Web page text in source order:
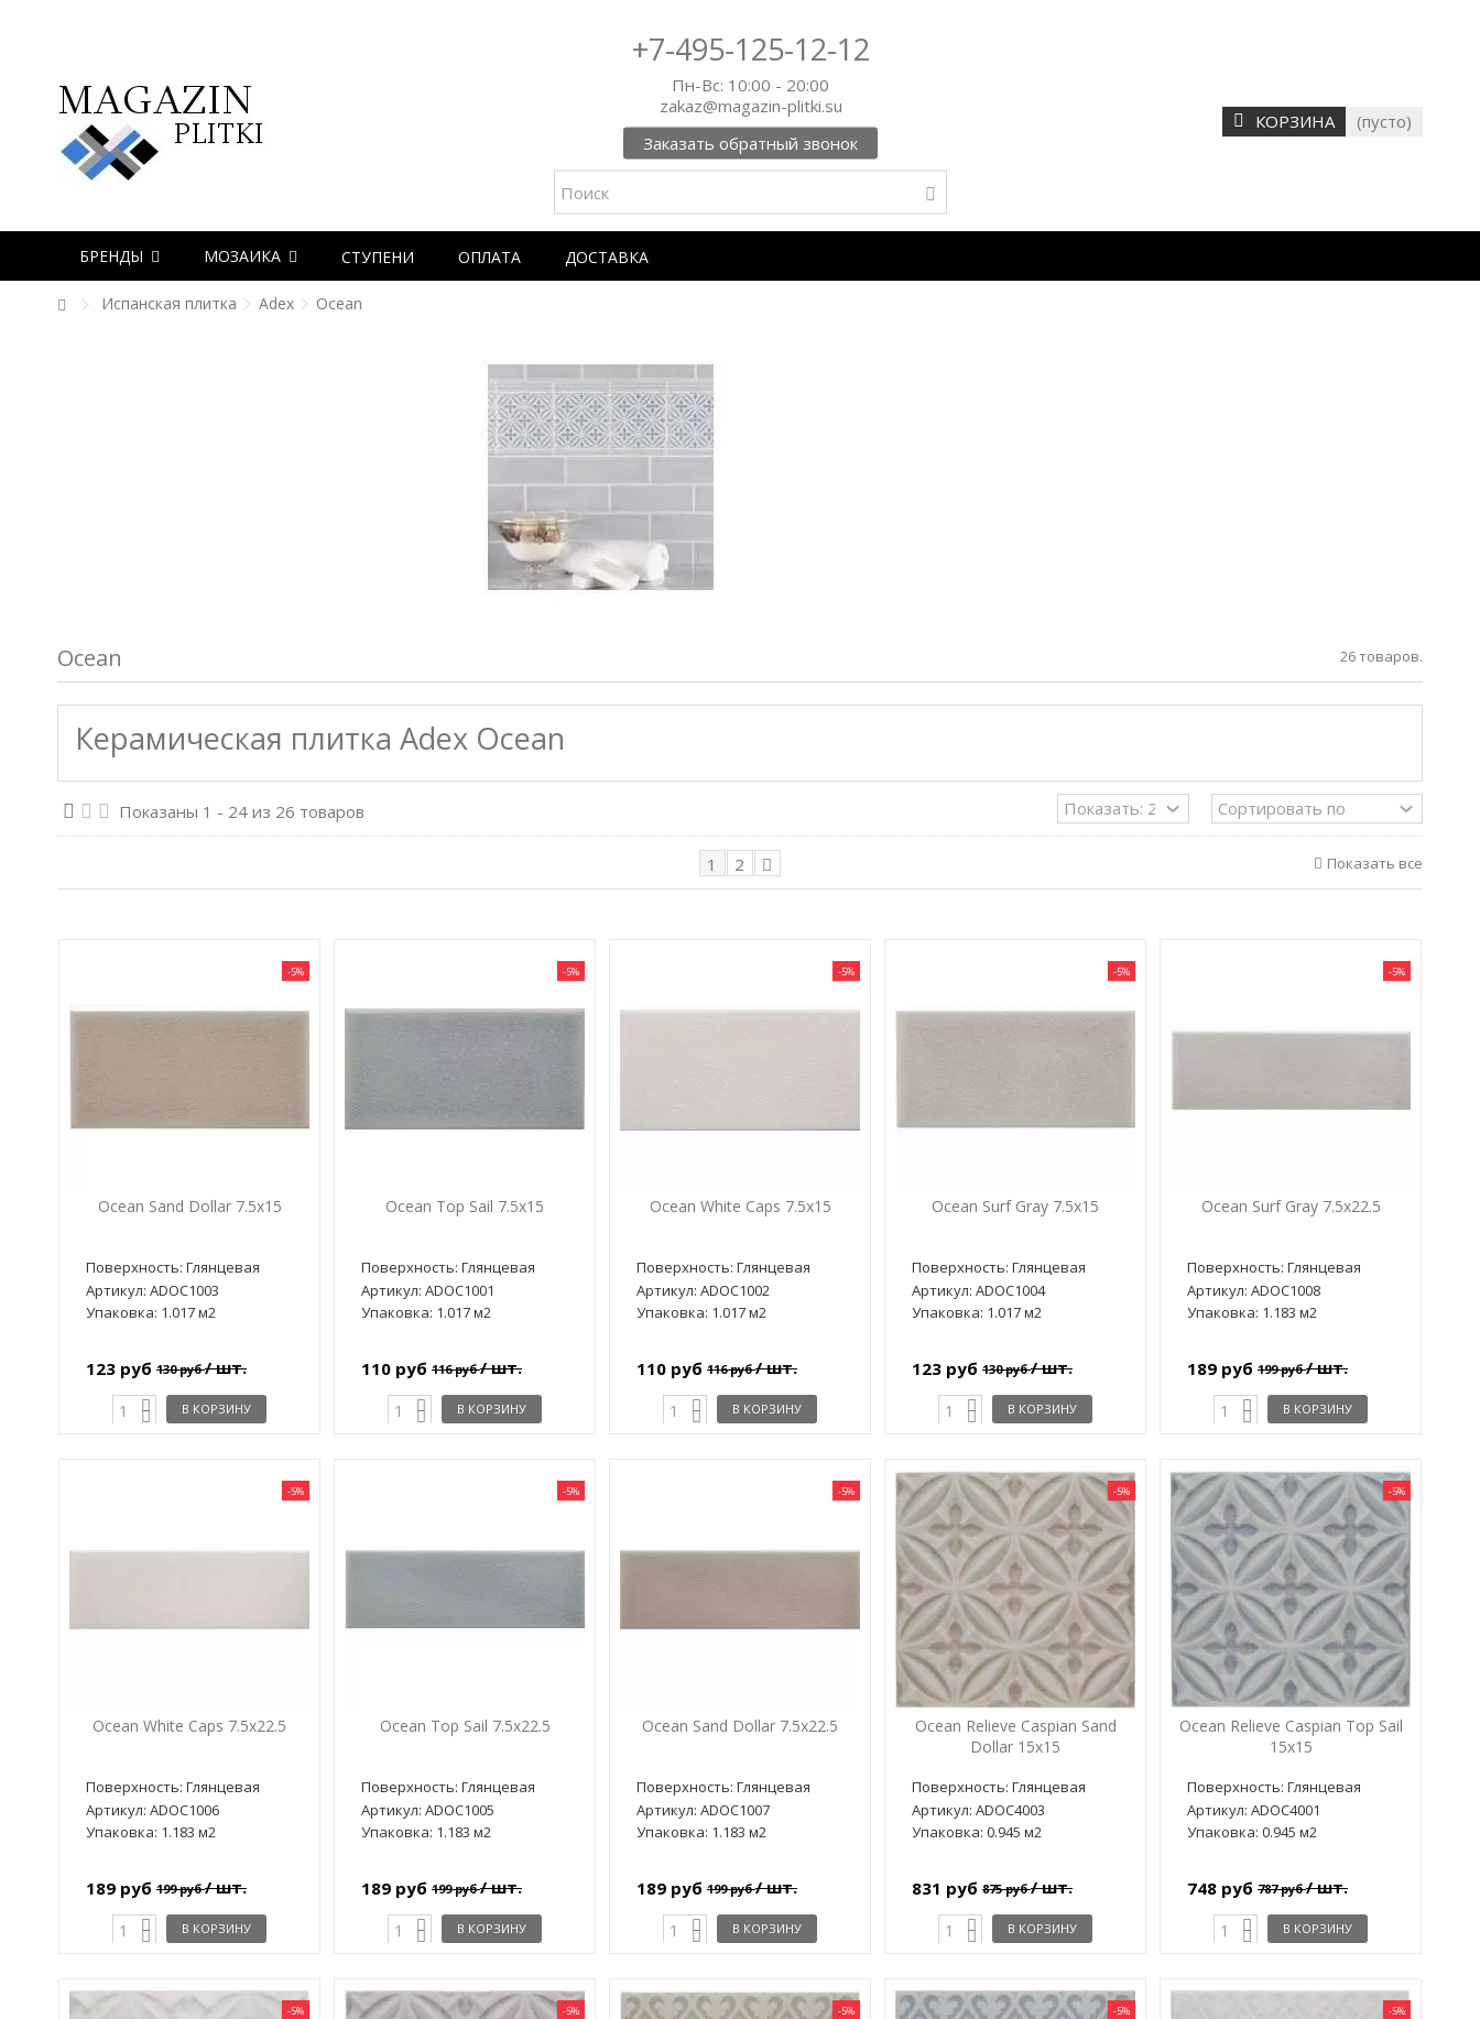
+7-495-125-12-12
Пн-Вс: 10:00 - 20:00
zakaz@magazin-plitki.su
Заказать обратный звонок
КОРЗИНА (пусто)
БРЕНДЫ МОЗАИКА СТУПЕНИ ОПЛАТА ДОСТАВКА
Испанская плитка Adex Ocean
Ocean 26 товаров.
Керамическая плитка Adex Ocean
Показаны 1 - 24 из 26 товаров
Показать все
1 2
-5%
Ocean Sand Dollar 7.5x15
Поверхность: Глянцевая
Артикул: ADOC1003
Упаковка: 1.017 м2
123 руб 130 руб/ шт.
В КОРЗИНУ
-5%
Ocean Top Sail 7.5x15
Поверхность: Глянцевая
Артикул: ADOC1001
Упаковка: 1.017 м2
110 руб 116 руб/ шт.
В КОРЗИНУ
-5%
Ocean White Caps 7.5x15
Поверхность: Глянцевая
Артикул: ADOC1002
Упаковка: 1.017 м2
110 руб 116 руб/ шт.
В КОРЗИНУ
-5%
Ocean Surf Gray 7.5x15
Поверхность: Глянцевая
Артикул: ADOC1004
Упаковка: 1.017 м2
123 руб 130 руб/ шт.
В КОРЗИНУ
-5%
Ocean Surf Gray 7.5x22.5
Поверхность: Глянцевая
Артикул: ADOC1008
Упаковка: 1.183 м2
189 руб 199 руб/ шт.
В КОРЗИНУ
-5%
Ocean White Caps 7.5x22.5
Поверхность: Глянцевая
Артикул: ADOC1006
Упаковка: 1.183 м2
189 руб 199 руб/ шт.
В КОРЗИНУ
-5%
Ocean Top Sail 7.5x22.5
Поверхность: Глянцевая
Артикул: ADOC1005
Упаковка: 1.183 м2
189 руб 199 руб/ шт.
В КОРЗИНУ
-5%
Ocean Sand Dollar 7.5x22.5
Поверхность: Глянцевая
Артикул: ADOC1007
Упаковка: 1.183 м2
189 руб 199 руб/ шт.
В КОРЗИНУ
-5%
Ocean Relieve Caspian Sand
Dollar 15x15
Поверхность: Глянцевая
Артикул: ADOC4003
Упаковка: 0.945 м2
831 руб 875 руб/ шт.
В КОРЗИНУ
-5%
Ocean Relieve Caspian Top Sail
15x15
Поверхность: Глянцевая
Артикул: ADOC4001
Упаковка: 0.945 м2
748 руб 787 руб/ шт.
В КОРЗИНУ
-5% -5% -5% -5% -5%